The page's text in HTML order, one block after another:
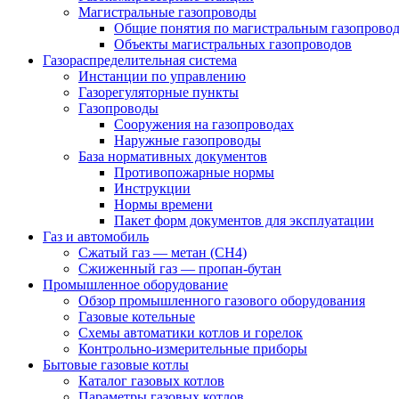
Магистральные газопроводы
Общие понятия по магистральным
Объекты магистральных газопроводов
Газораспределительная система
Инстанции по управлению
Газорегуляторные пункты
Газопроводы
Сооружения на газопроводах
Наружные газопроводы
База нормативных документов
Противопожарные нормы
Инструкции
Нормы времени
Пакет форм документов для эксплуатации
Газ и автомобиль
Сжатый газ — метан (CH4)
Сжиженный газ — пропан-бутан
Промышленное оборудование
Обзор промышленного газового оборудования
Газовые котельные
Схемы автоматики котлов и горелок
Контрольно-измерительные приборы
Бытовые газовые котлы
Каталог газовых котлов